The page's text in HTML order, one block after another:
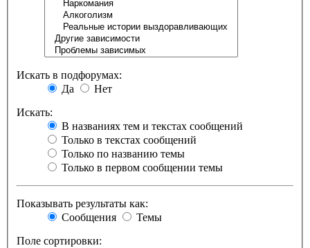
Искать в подфорумах:
Да
Нет
Искать:
В названиях тем и текстах сообщений
Только в текстах сообщений
Только по названию темы
Только в первом сообщении темы
Показывать результаты как:
Сообщения
Темы
Поле сортировки: